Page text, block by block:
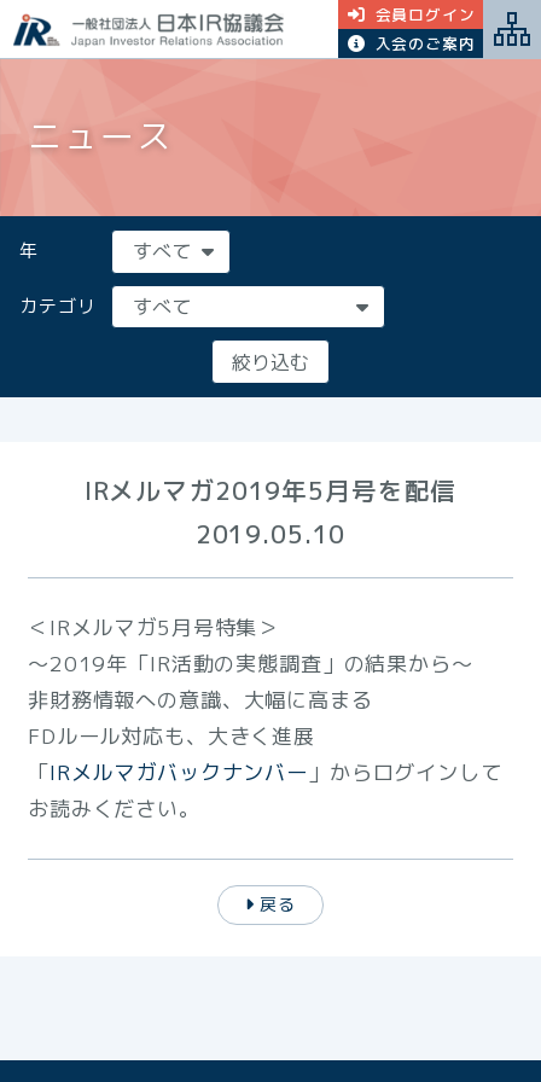
会員ログイン
入会のご案内
ニュース
年
カテゴリ
IRメルマガ2019年5月号を配信
2019.05.10
＜IRメルマガ5月号特集＞
～2019年「IR活動の実態調査」の結果から～
非財務情報への意識、大幅に高まる
FDルール対応も、大きく進展
「IRメルマガバックナンバー 」からログインして
お読みください。
戻る